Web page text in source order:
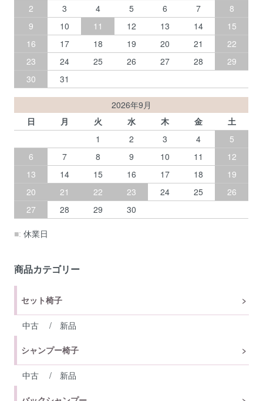
2
3 4 5 6 7
8
9
10 11 12 13 14
15
16
17 18 19 20 21
22
23
24 25 26 27 28
29
30
31
2026年9月
日
月 火 水 木 金
土
1
2 3 4
5
6
7 8 9 10 11
12
13
14 15 16 17 18
19
20
21 22 23 24 25
26
27
28 29 30
■: 休業日
商品カテゴリー
セット椅子
中古 / 新品
シャンプー椅子
中古 / 新品